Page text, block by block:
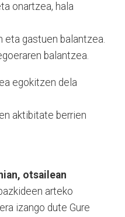
onartzea, hala
eta gastuen balantzea.
balantzea.
egokitzen dela
aktibitate berrien
otsailean
arteko
izango dute Gure